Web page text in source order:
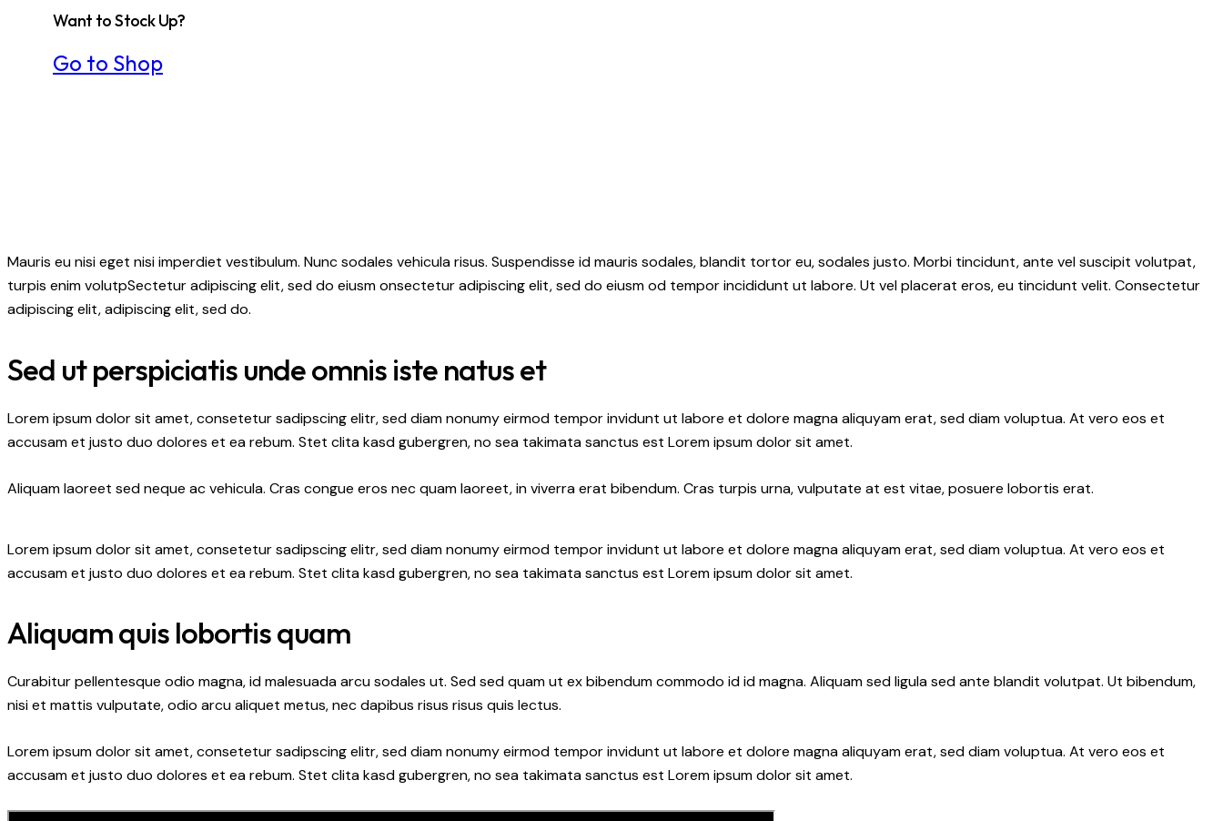
Want to Stock Up?
Go to Shop
Mauris eu nisi eget nisi imperdiet vestibulum. Nunc sodales vehicula risus. Suspendisse id mauris sodales, blandit tortor eu, sodales justo. Morbi tincidunt, ante vel suscipit volutpat,
turpis enim volutpSectetur adipiscing elit, sed do eiusm onsectetur adipiscing elit, sed do eiusm od tempor incididunt ut labore. Ut vel placerat eros, eu tincidunt velit. Consectetur
adipiscing elit, adipiscing elit, sed do.
Sed ut perspiciatis unde omnis iste natus et
Lorem ipsum dolor sit amet, consetetur sadipscing elitr, sed diam nonumy eirmod tempor invidunt ut labore et dolore magna aliquyam erat, sed diam voluptua. At vero eos et
accusam et justo duo dolores et ea rebum. Stet clita kasd gubergren, no sea takimata sanctus est Lorem ipsum dolor sit amet.
Aliquam laoreet sed neque ac vehicula. Cras congue eros nec quam laoreet, in viverra erat bibendum. Cras turpis urna, vulputate at est vitae, posuere lobortis erat.
Lorem ipsum dolor sit amet, consetetur sadipscing elitr, sed diam nonumy eirmod tempor invidunt ut labore et dolore magna aliquyam erat, sed diam voluptua. At vero eos et
accusam et justo duo dolores et ea rebum. Stet clita kasd gubergren, no sea takimata sanctus est Lorem ipsum dolor sit amet.
Aliquam quis lobortis quam
Curabitur pellentesque odio magna, id malesuada arcu sodales ut. Sed sed quam ut ex bibendum commodo id id magna. Aliquam sed ligula sed ante blandit volutpat. Ut bibendum,
nisi et mattis vulputate, odio arcu aliquet metus, nec dapibus risus risus quis lectus.
Lorem ipsum dolor sit amet, consetetur sadipscing elitr, sed diam nonumy eirmod tempor invidunt ut labore et dolore magna aliquyam erat, sed diam voluptua. At vero eos et
accusam et justo duo dolores et ea rebum. Stet clita kasd gubergren, no sea takimata sanctus est Lorem ipsum dolor sit amet.